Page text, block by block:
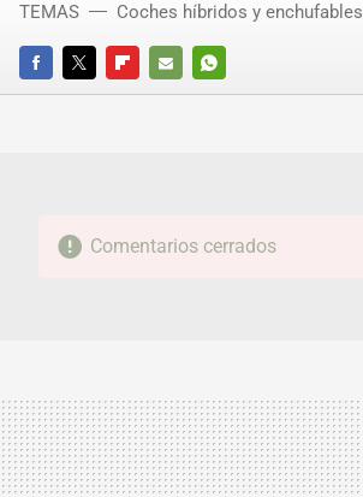
FACEBOOKTWITTERFLIPBOARD
E-
WHATSAPP
TEMAS Coches híbridos y enchufables
Comentarios cerrados